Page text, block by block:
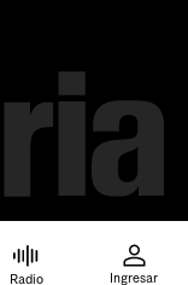
Radio Ingresar